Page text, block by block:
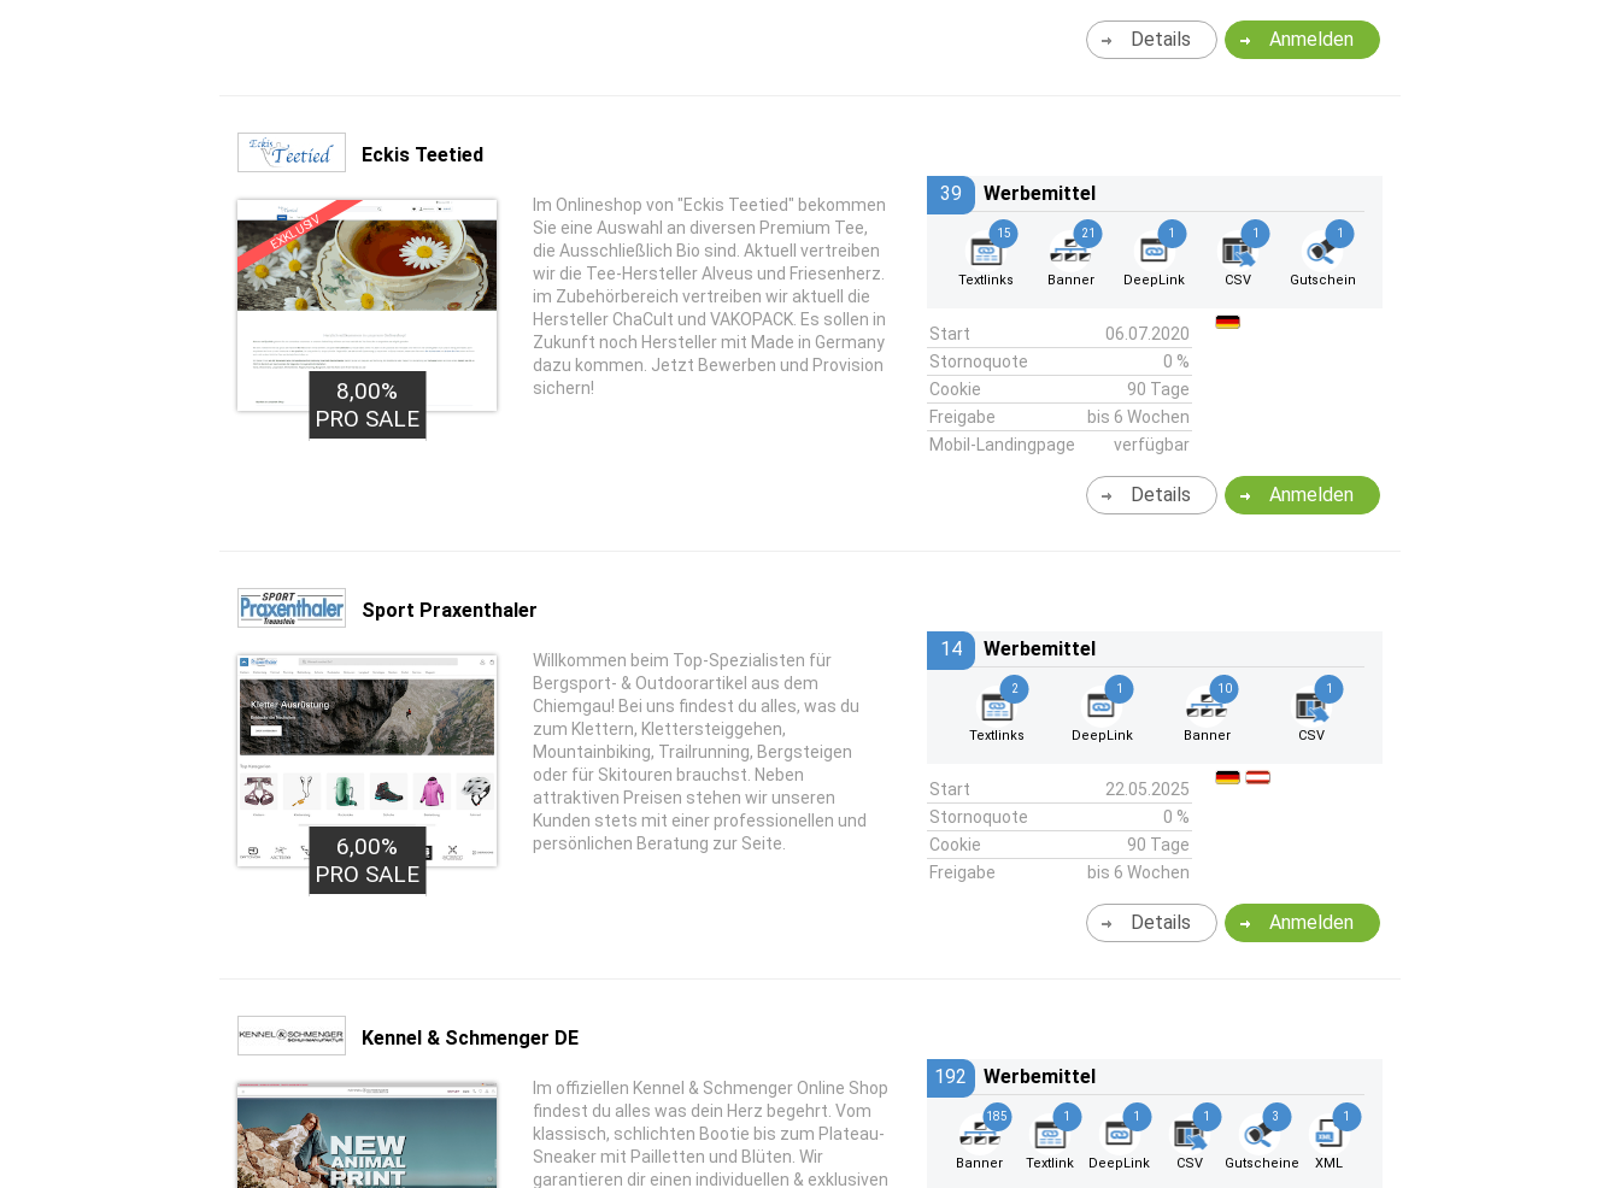
Anmelden
Details
Eckis Teetied
EXKLUSIV
8,00%
PRO SALE
Im Onlineshop von "Eckis Teetied" bekommen
Sie eine Auswahl an diversen Premium Tee,
die Ausschließlich Bio sind. Aktuell vertreiben
wir die Tee-Hersteller Alveus und Friesenherz.
im Zubehörbereich vertreiben wir aktuell die
Hersteller ChaCult und VAKOPACK. Es sollen in
Zukunft noch Hersteller mit Made in Germany
dazu kommen. Jetzt Bewerben und Provision
sichern!
39 Werbemittel
15
Textlinks
21
Banner
1
DeepLink
1
CSV
1
Gutschein
Start
06.07.2020
Stornoquote
0 %
Cookie
90 Tage
Freigabe
bis 6 Wochen
Mobil-Landingpage
verfügbar
Anmelden
Details
Sport Praxenthaler
6,00%
PRO SALE
Willkommen beim Top-Spezialisten für
Bergsport- & Outdoorartikel aus dem
Chiemgau! Bei uns findest du alles, was du
zum Klettern, Klettersteiggehen,
Mountainbiking, Trailrunning, Bergsteigen
oder für Skitouren brauchst. Neben
attraktiven Preisen stehen wir unseren
Kunden stets mit einer professionellen und
persönlichen Beratung zur Seite.
14 Werbemittel
2
Textlinks
1
DeepLink
10
Banner
1
CSV
Start
22.05.2025
Stornoquote
0 %
Cookie
90 Tage
Freigabe
bis 6 Wochen
Anmelden
Details
Kennel & Schmenger DE
Im offiziellen Kennel & Schmenger Online Shop
findest du alles was dein Herz begehrt. Vom
klassisch, schlichten Bootie bis zum Plateau-
Sneaker mit Pailletten und Blüten. Wir
garantieren dir einen individuellen & exklusiven
192 Werbemittel
185
Banner
1
Textlink
1
DeepLink
1
CSV
3
Gutscheine
1
XML